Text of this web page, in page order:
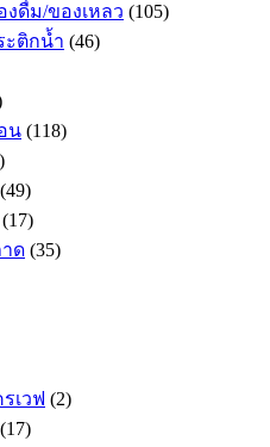
ดื่ม/ของเหลว (105)
ะติกน้ำ (46)
น (118)
(49)
(17)
ด (35)
เวฟ (2)
(17)